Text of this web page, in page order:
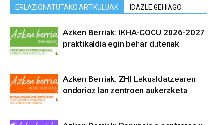
ERLAZIONATUTAKO ARTIKULUAK IDAZLE GEHIAGO
Azken Berriak: IKHA-COCU 2026-2027
praktikaldia egin behar dutenak
Azken Berriak: ZHI Lekualdatzearen
ondorioz lan zentroen aukeraketa